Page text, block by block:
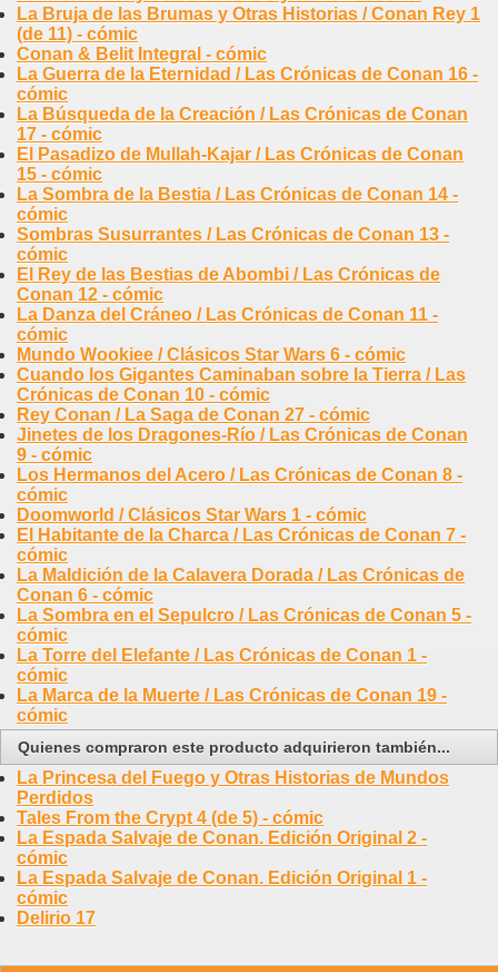
La Bruja de las Brumas y Otras Historias / Conan Rey 1
(de 11) - cómic
Conan & Belit Integral - cómic
La Guerra de la Eternidad / Las Crónicas de Conan 16 -
cómic
La Búsqueda de la Creación / Las Crónicas de Conan
17 - cómic
El Pasadizo de Mullah-Kajar / Las Crónicas de Conan
15 - cómic
La Sombra de la Bestia / Las Crónicas de Conan 14 -
cómic
Sombras Susurrantes / Las Crónicas de Conan 13 -
cómic
El Rey de las Bestias de Abombi / Las Crónicas de
Conan 12 - cómic
La Danza del Cráneo / Las Crónicas de Conan 11 -
cómic
Mundo Wookiee / Clásicos Star Wars 6 - cómic
Cuando los Gigantes Caminaban sobre la Tierra / Las
Crónicas de Conan 10 - cómic
Rey Conan / La Saga de Conan 27 - cómic
Jinetes de los Dragones-Río / Las Crónicas de Conan
9 - cómic
Los Hermanos del Acero / Las Crónicas de Conan 8 -
cómic
Doomworld / Clásicos Star Wars 1 - cómic
El Habitante de la Charca / Las Crónicas de Conan 7 -
cómic
La Maldición de la Calavera Dorada / Las Crónicas de
Conan 6 - cómic
La Sombra en el Sepulcro / Las Crónicas de Conan 5 -
cómic
La Torre del Elefante / Las Crónicas de Conan 1 -
cómic
La Marca de la Muerte / Las Crónicas de Conan 19 -
cómic
Quienes compraron este producto adquirieron también...
La Princesa del Fuego y Otras Historias de Mundos
Perdidos
Tales From the Crypt 4 (de 5) - cómic
La Espada Salvaje de Conan. Edición Original 2 -
cómic
La Espada Salvaje de Conan. Edición Original 1 -
cómic
Delirio 17